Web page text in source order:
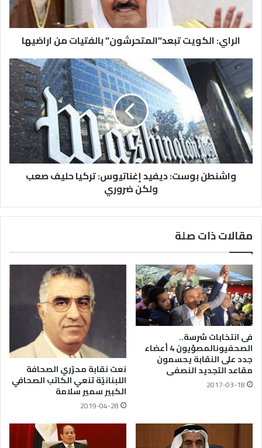
الراي: الكويت تبعد”المتحرشون” بالفتيات من اراضيها
واشنطن بوست: ديفيد إغناتيوس: تركيا حليف صعب
ولكن ضروري
مقالات ذات صلة
فى انتخابات شرسة..
الصحفيونالمصؤيون 4 أعضاء
جدد على النقابة يحسمون
مقاعد التجديد النصفى
2017-03-18
نعت نقابة محرّري الصحافة
اللبنانيّة تنعي الكاتب الصحافي
الكبير سمير سلامة
2019-04-28